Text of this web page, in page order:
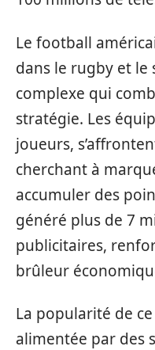
Le football
dans le rugby et le
complexe qui
stratégie. Les
joueurs,
cherchant à
accumuler des
généré plus de 7
publicitaires,
brûleur
La popularité de
alimentée par des